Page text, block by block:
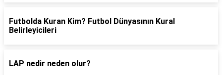
Futbolda Kuran Kim? Futbol Dünyasının Kural
Belirleyicileri
LAP nedir neden olur?